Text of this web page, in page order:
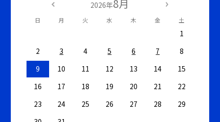
2026年8月
日 月 火 水 木 金 土
1
2
3 4 5 6 7
8
9
10 11 12 13 14
15
16
17 18 19 20 21
22
23
24 25 26 27 28
29